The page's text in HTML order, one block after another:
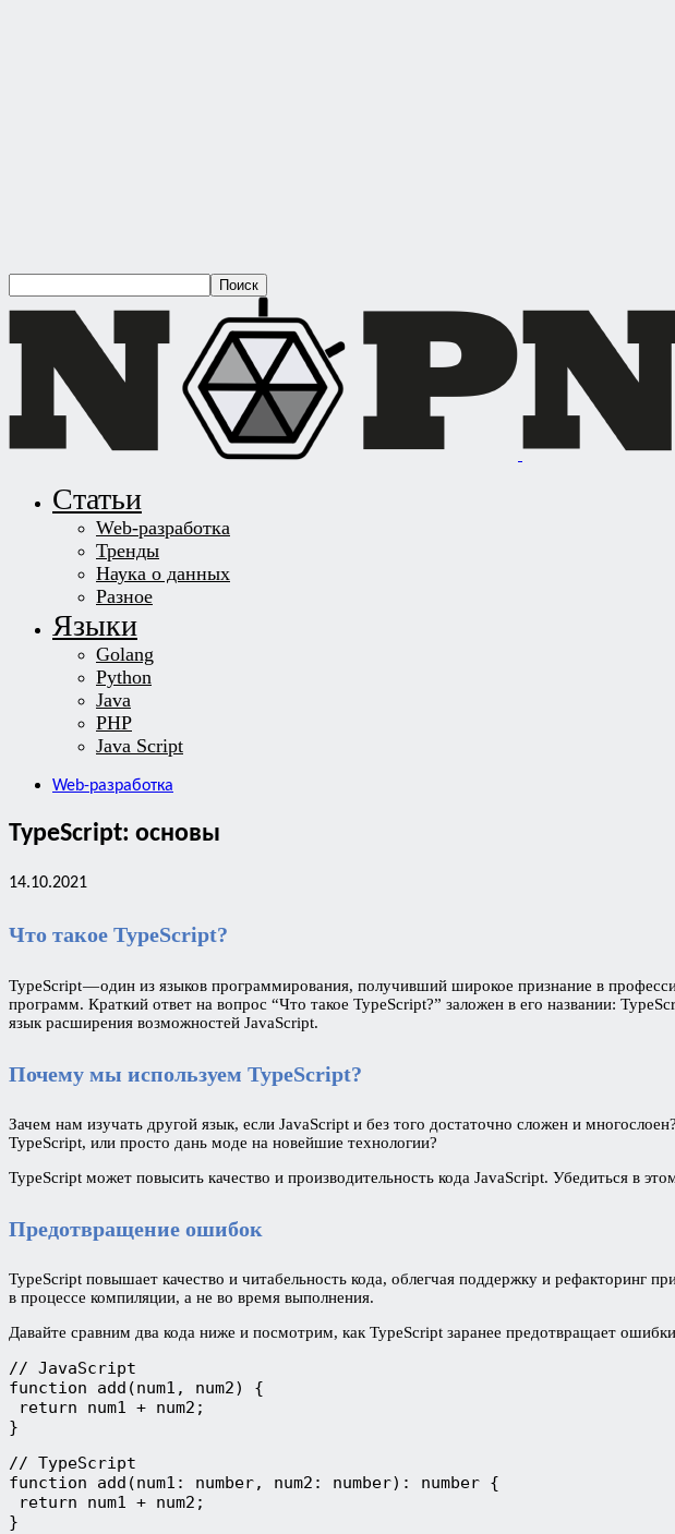
Статьи
Web-разработка
Тренды
Наука о данных
Разное
Языки
Golang
Python
Java
PHP
Java Script
Web-разработка
TypeScript: основы
14.10.2021
Что такое TypeScript?
TypeScript — один из языков программирования, получивший широкое признание в
программ. Краткий ответ на вопрос “Что такое TypeScript?” заложен в его названии:
язык расширения возможностей JavaScript.
Почему мы используем TypeScript?
Зачем нам изучать другой язык, если JavaScript и без того достаточно сложен и
TypeScript, или просто дань моде на новейшие технологии?
TypeScript может повысить качество и производительность кода JavaScript. Убедиться в
Предотвращение ошибок
TypeScript повышает качество и читабельность кода, облегчая поддержку и
в процессе компиляции, а не во время выполнения.
Давайте сравним два кода ниже и посмотрим, как TypeScript заранее предотвращает
// JavaScript
function add(num1, num2) {
return num1 + num2;
}
// TypeScript
function add(num1: number, num2: number): number {
return num1 + num2;
}